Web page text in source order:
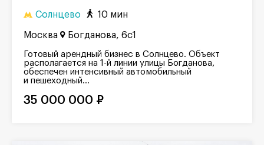
Солнцево 10 мин
Москва Богданова, 6с1
Готовый арендный бизнес в Солнцево. Объект
располагается на 1-й линии улицы Богданова,
обеспечен интенсивный автомобильный
и пешеходный...
35 000 000 ₽